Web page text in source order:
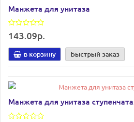
Манжета для унитаза
143.09р.
в корзину Быстрый заказ
Манжета для унитаза